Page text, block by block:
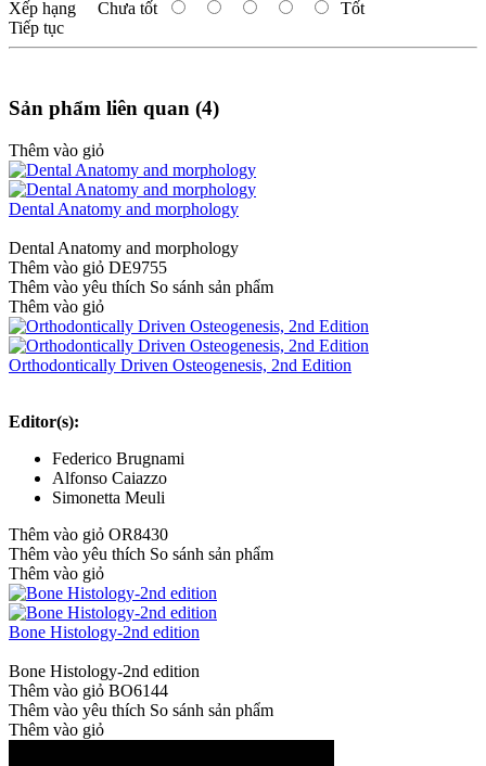
Xếp hạng Chưa tốt
Tốt
Tiếp tục
Sản phẩm liên quan (4)
Thêm vào giỏ
Dental Anatomy and morphology
Dental Anatomy and morphology
Thêm vào giỏ DE9755
Thêm vào yêu thích So sánh sản phẩm
Thêm vào giỏ
Orthodontically Driven Osteogenesis, 2nd Edition
Editor(s):
Federico Brugnami
Alfonso Caiazzo
Simonetta Meuli
Thêm vào giỏ OR8430
Thêm vào yêu thích So sánh sản phẩm
Thêm vào giỏ
Bone Histology-2nd edition
Bone Histology-2nd edition
Thêm vào giỏ BO6144
Thêm vào yêu thích So sánh sản phẩm
Thêm vào giỏ